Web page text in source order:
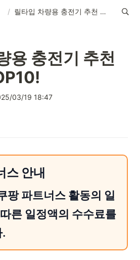
/ 릴타입 차량용 충전기 추천 및 후기 TOP10!
용 충전기 추천
03/19 18:47
스 안내
팡 파트너스 활동의 일
른 일정액의 수수료를